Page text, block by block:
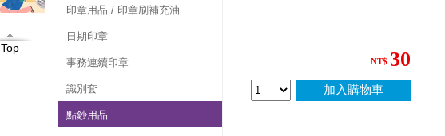
Top
印章用品 / 印章刷補充油
日期印章
事務連續印章
識別套
點鈔用品
NT$ 30
加入購物車